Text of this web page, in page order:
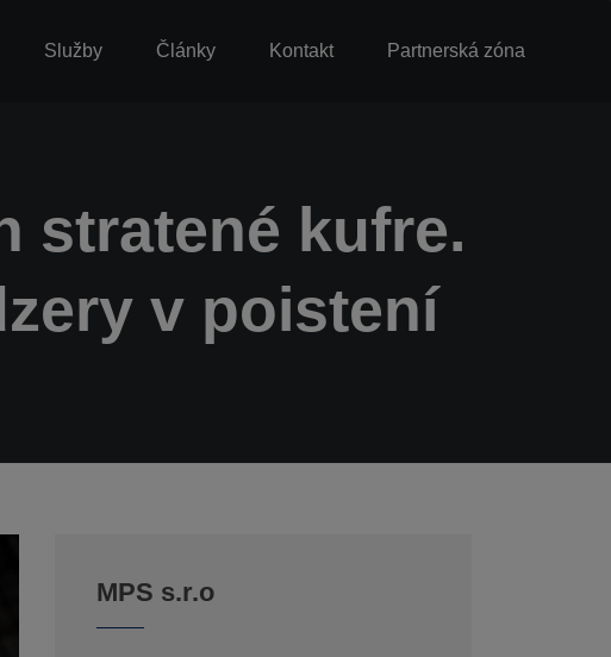
Služby Články Kontakt Partnerská zóna
stratené kufre.
v poistení
MPS s.r.o